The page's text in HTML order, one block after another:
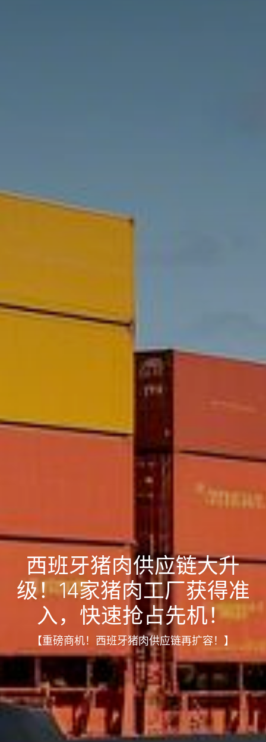
西班牙猪肉供应链大升
级！14家猪肉工厂获得准
入，快速抢占先机！
【重磅商机！西班牙猪肉供应链再扩容！】